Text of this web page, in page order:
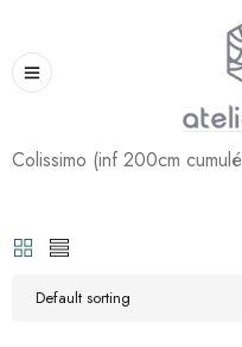
Colissimo (inf 200cm
Default sorting